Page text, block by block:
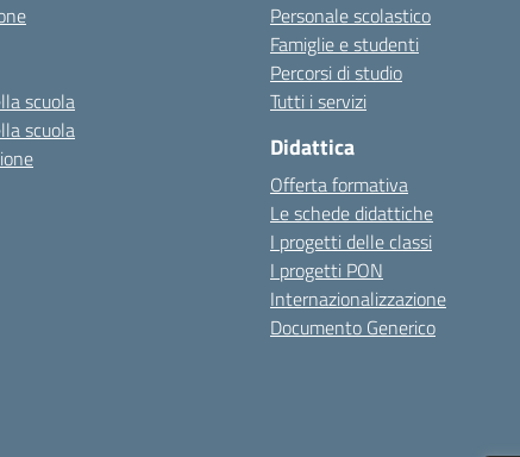
scuola
scuola
Personale scolastico
Famiglie e studenti
Percorsi di studio
Tutti i servizi
Didattica
Offerta formativa
Le schede didattiche
I progetti delle classi
I progetti PON
Internazionalizzazione
Documento Generico